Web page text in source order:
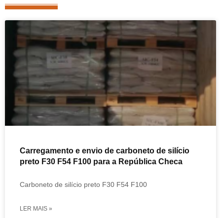
Carregamento e envio de carboneto de silício
preto F30 F54 F100 para a República Checa
Carboneto de silício preto F30 F54 F100
LER MAIS »